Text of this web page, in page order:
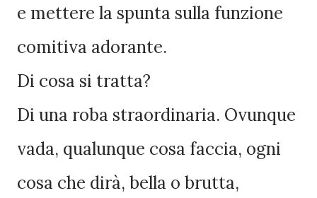
e mettere la spunta sulla funzione
comitiva adorante.
Di cosa si tratta?
Di una roba straordinaria. Ovunque
vada, qualunque cosa faccia, ogni
cosa che dirà, bella o brutta,